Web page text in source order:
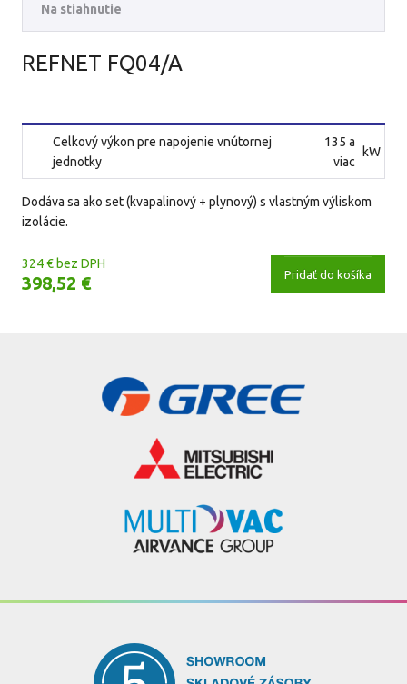
Na stiahnutie
REFNET FQ04/A
Celkový výkon pre napojenie vnútornej
jednotky
135 a
viac
kW
Dodáva sa ako set (kvapalinový + plynový) s vlastným výliskom
izolácie.
324 € bez DPH
398,52 € Pridať do košíka